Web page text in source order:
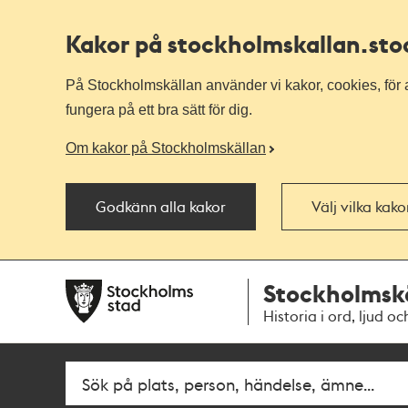
Kakor på stockholmskallan
På Stockholmskällan använder vi kakor, cookies,
fungera på ett bra sätt för dig.
Om kakor på Stockholmskällan
Godkänn alla kakor Välj vilka
navigationen
huvudinnehållet
Historia i ord, ljud
Fritextsök